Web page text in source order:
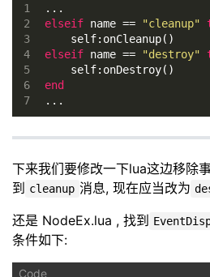
1
2
3
4
5
6
7
...
elseif name == "cleanup"
    self:onCleanup()
elseif name == "destroy"
    self:onDestroy()
end
...
下来我们要修改一下lua这边移除
到 cleanup 消息, 现在应当改为
还是 NodeEx.lua , 找到
条件如下: